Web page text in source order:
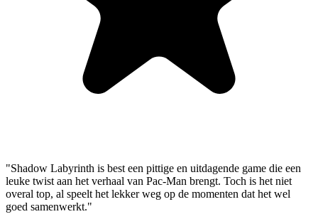
"Shadow Labyrinth is best een pittige en uitdagende game die een
leuke twist aan het verhaal van Pac-Man brengt. Toch is het niet
overal top, al speelt het lekker weg op de momenten dat het wel
goed samenwerkt."